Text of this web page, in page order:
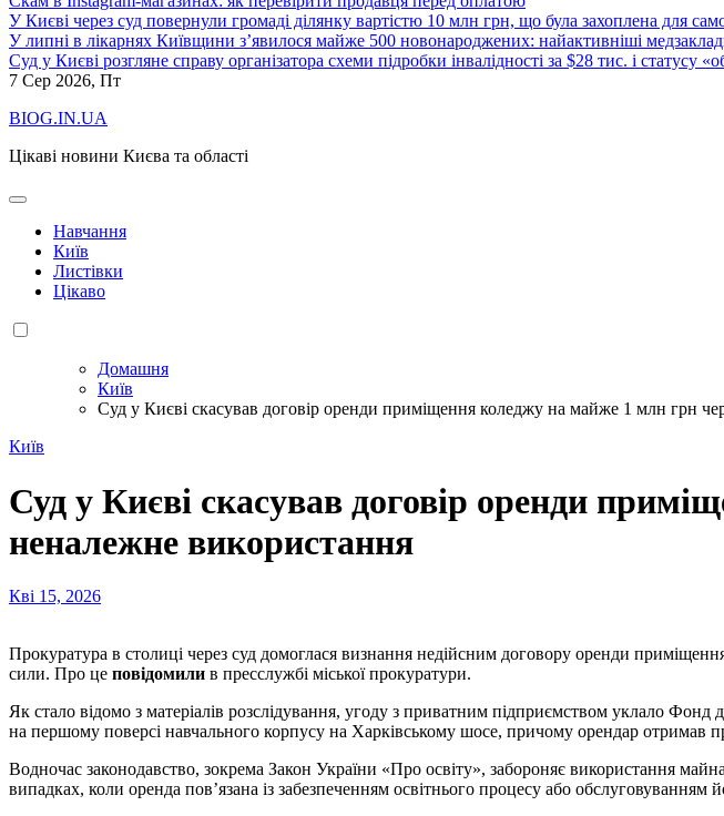
У Києві через суд повернули громаді ділянку вартістю 10 млн грн, що була захоплена для
У липні в лікарнях Київщини з’явилося майже 500 новонароджених: найактивніші
Суд у Києві розгляне справу організатора схеми підробки інвалідності за $28 тис. і статусу
7 Сер 2026, Пт
BIOG.IN.UA
Цікаві новини Києва та області
Навчання
Київ
Листівки
Цікаво
Домашня
Київ
Суд у Києві скасував договір оренди приміщення коледжу на майже 1 млн грн
Київ
Суд у Києві скасував договір оренди
неналежне використання
Кві 15, 2026
Прокуратура в столиці через суд домоглася визнання недійсним договору оренди
сили. Про це повідомили в пресслужбі міської прокуратури.
Як стало відомо з матеріалів розслідування, угоду з приватним підприємством уклало Фонд
на першому поверсі навчального корпусу на Харківському шосе, причому орендар отримав
Водночас законодавство, зокрема Закон України «Про освіту», забороняє використання
випадках, коли оренда пов’язана із забезпеченням освітнього процесу або обслуговуванням